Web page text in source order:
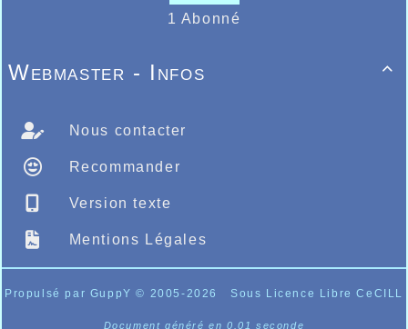
1 Abonné

Webmaster - Infos
Nous contacter
Recommander
Version texte
Mentions Légales
Propulsé par GuppY© 2005-2026 Sous Licence Libre CeCILL
Document généré en 0.01 seconde